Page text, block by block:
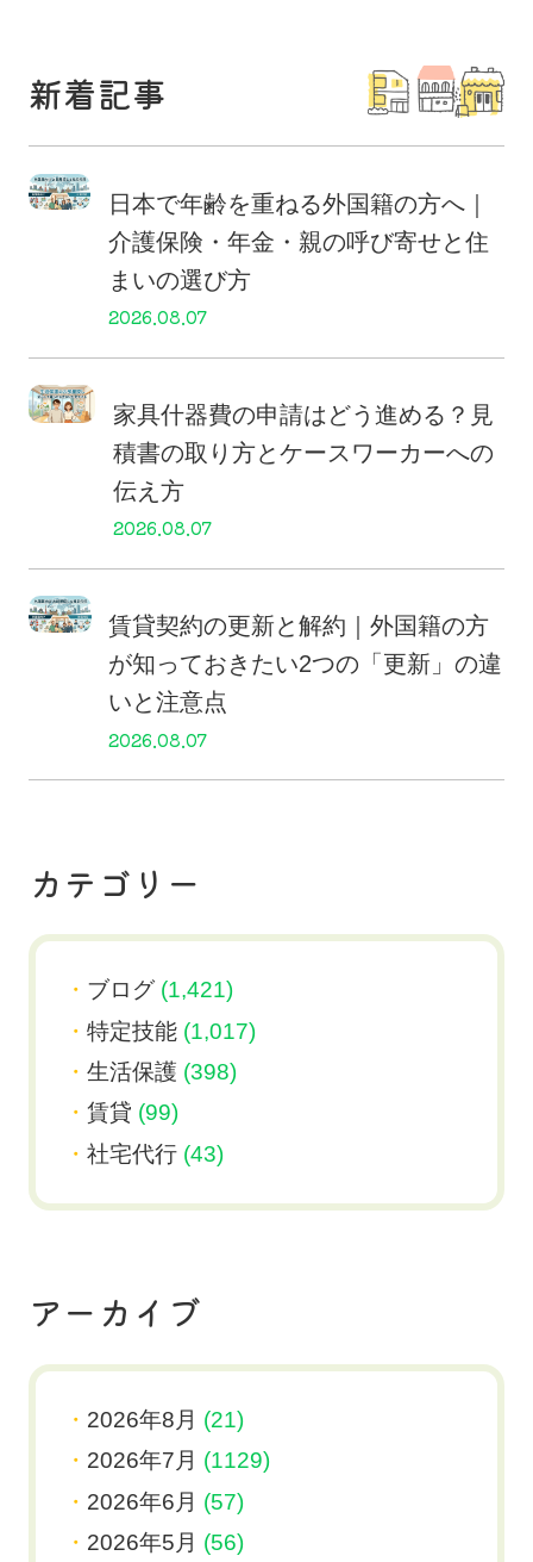
新着記事
日本で年齢を重ねる外国籍の方へ｜
介護保険・年金・親の呼び寄せと住
まいの選び方
2026.08.07
家具什器費の申請はどう進める？見
積書の取り方とケースワーカーへの
伝え方
2026.08.07
賃貸契約の更新と解約｜外国籍の方
が知っておきたい2つの「更新」の違
いと注意点
2026.08.07
カテゴリー
ブログ(1,421)
特定技能(1,017)
生活保護 (398)
賃貸 (99)
社宅代行(43)
アーカイブ
2026年8月 (21)
2026年7月 (1129)
2026年6月 (57)
2026年5月 (56)